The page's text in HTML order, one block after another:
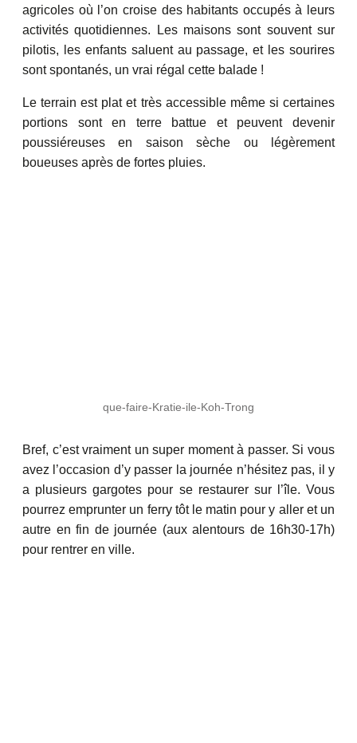
agricoles où l’on croise des habitants occupés à leurs
activités quotidiennes. Les maisons sont souvent sur
pilotis, les enfants saluent au passage, et les sourires
sont spontanés, un vrai régal cette balade !
Le terrain est plat et très accessible même si certaines
portions sont en terre battue et peuvent devenir
poussiéreuses en saison sèche ou légèrement
boueuses après de fortes pluies.
que-faire-Kratie-ile-Koh-Trong
Bref, c’est vraiment un super moment à passer. Si vous
avez l’occasion d’y passer la journée n’hésitez pas, il y
a plusieurs gargotes pour se restaurer sur l’île. Vous
pourrez emprunter un ferry tôt le matin pour y aller et un
autre en fin de journée (aux alentours de 16h30-17h)
pour rentrer en ville.